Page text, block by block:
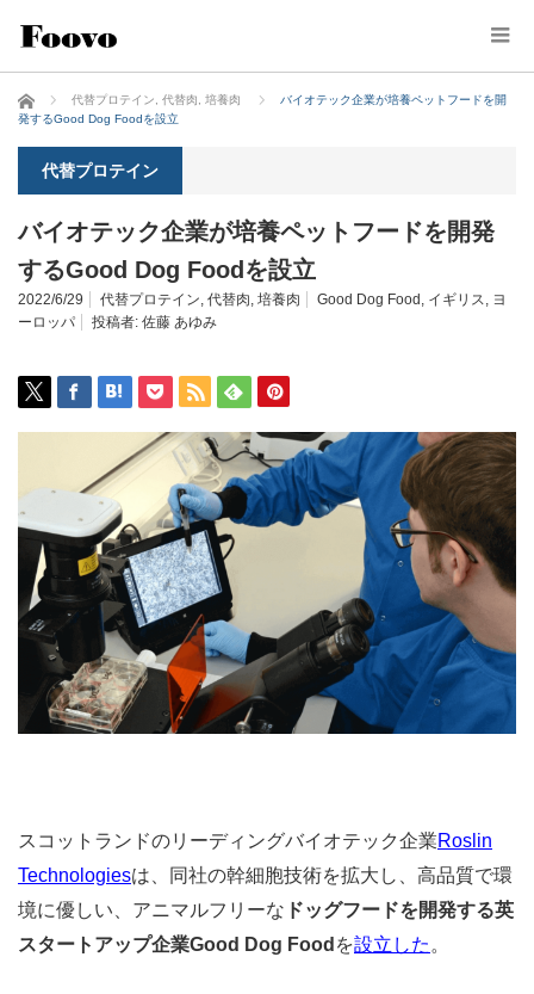
ホーム 代替プロテイン 代替肉 培養肉
バイオテック企業が培養ペットフードを開
発するGood Dog Foodを設立
代替プロテイン
バイオテック企業が培養ペットフードを開発
するGood Dog Foodを設立
2022/6/29 代替プロテイン, 代替肉, 培養肉 Good Dog Food , イギリス, ヨ
ーロッパ
投稿者: 佐藤 あゆみ
スコットランドのリーディングバイオテック企業Roslin
Technologiesは、同社の幹細胞技術を拡大し、高品質で環
境に優しい、アニマルフリーな ドッグフードを開発する英
スタートアップ企業Good Dog Food を設立した 。